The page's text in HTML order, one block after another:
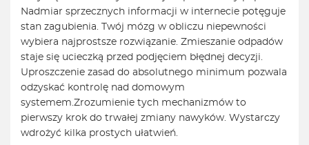
Nadmiar sprzecznych informacji w internecie potęguje
stan zagubienia. Twój mózg w obliczu niepewności
wybiera najprostsze rozwiązanie. Zmieszanie odpadów
staje się ucieczką przed podjęciem błędnej decyzji.
Uproszczenie zasad do absolutnego minimum pozwala
odzyskać kontrolę nad domowym
systemem.Zrozumienie tych mechanizmów to
pierwszy krok do trwałej zmiany nawyków. Wystarczy
wdrożyć kilka prostych ułatwień.